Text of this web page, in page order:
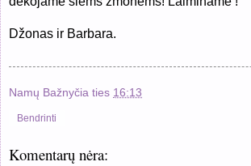
Džonas ir Barbara.
Namų Bažnyčia ties 16:13
Bendrinti
Komentarų nėra: